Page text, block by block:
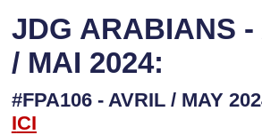
JDG ARABIANS -
/ MAI 2024:
#FPA106 - AVRIL / MAY
ICI